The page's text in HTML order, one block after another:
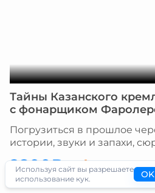
Тайны Казанского
с фонарщиком
Погрузиться в прошлое
истории, звуки и запахи,
2800₽ 4.84
227 отзывов
за одного
Используя сайт вы разрешаете
использование кук.
OK